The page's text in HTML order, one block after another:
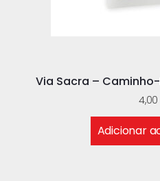
Via Sacra –
Adicionar